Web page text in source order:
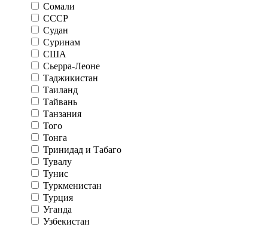
Сомали
СССР
Судан
Суринам
США
Сьерра-Леоне
Таджикистан
Таиланд
Тайвань
Танзания
Того
Тонга
Тринидад и Табаго
Тувалу
Тунис
Туркменистан
Турция
Уганда
Узбекистан